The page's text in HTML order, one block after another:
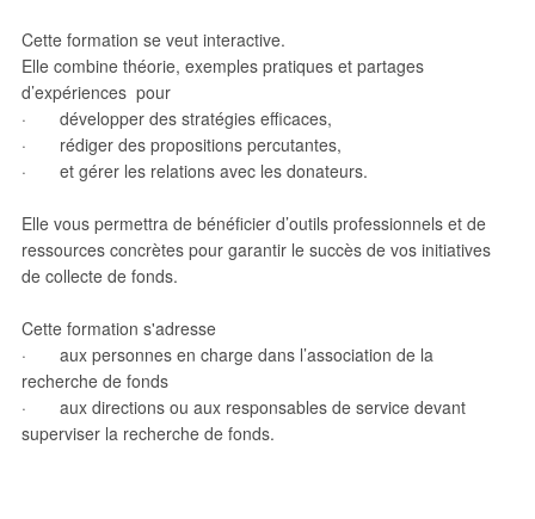
Cette formation se veut interactive.
Elle combine théorie, exemples pratiques et partages
d’expériences pour
· développer des stratégies efficaces,
· rédiger des propositions percutantes,
· et gérer les relations avec les donateurs.
Elle vous permettra de bénéficier d’outils professionnels et de
ressources concrètes pour garantir le succès de vos initiatives
de collecte de fonds.
Cette formation s'adresse
· aux personnes en charge dans l’association de la
recherche de fonds
· aux directions ou aux responsables de service devant
superviser la recherche de fonds.